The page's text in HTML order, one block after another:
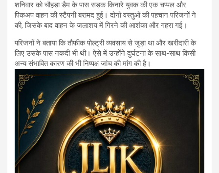
शनिवार को चौहड़ा डैम के पास सड़क किनारे युवक की एक चप्पल और
पिकअप वाहन की स्टैपनी बरामद हुई। दोनों वस्तुओं की पहचान परिजनों ने
की, जिसके बाद वाहन के जलाशय में गिरने की आशंका और गहरा गई।
परिजनों ने बताया कि तौफीक पोल्ट्री व्यवसाय से जुड़ा था और खरीदारी के
लिए उसके पास नकदी भी थी। ऐसे में उन्होंने दुर्घटना के साथ-साथ किसी
अन्य संभावित कारण की भी निष्पक्ष जांच की मांग की है।